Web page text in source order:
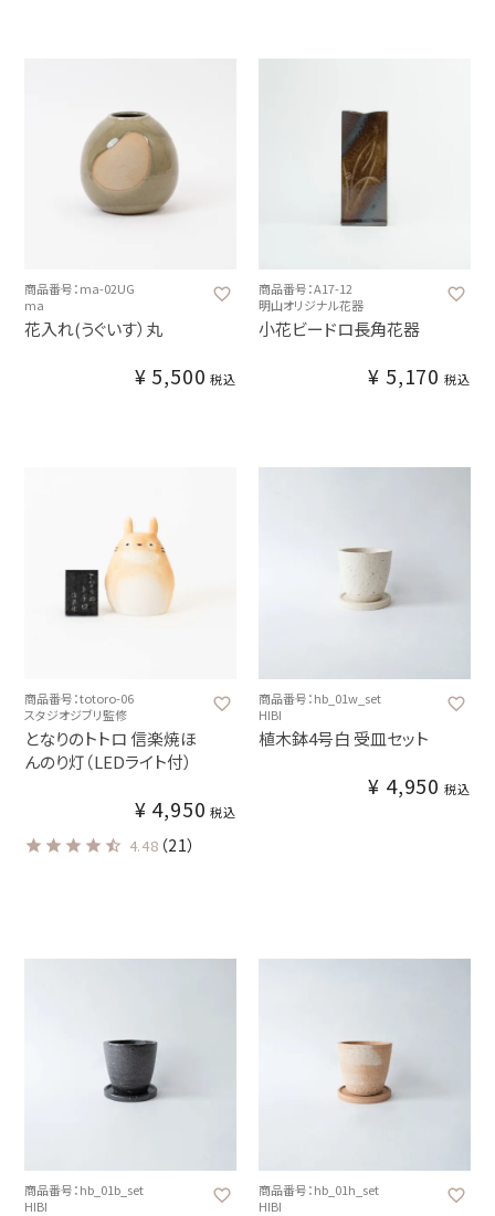
商品番号：ma-02UG
ma
花入れ(うぐいす）丸
¥ 5,500 税込
商品番号：A17-12
明山オリジナル花器
小花ビードロ長角花器
¥ 5,170 税込
商品番号：totoro-06
スタジオジブリ監修
となりのトトロ 信楽焼ほ
んのり灯（LEDライト付）
¥ 4,950 税込
4.48 （21）
商品番号：hb_01w_set
HIBI
植木鉢4号白 受皿セット
¥ 4,950 税込
商品番号：hb_01b_set
HIBI
商品番号：hb_01h_set
HIBI